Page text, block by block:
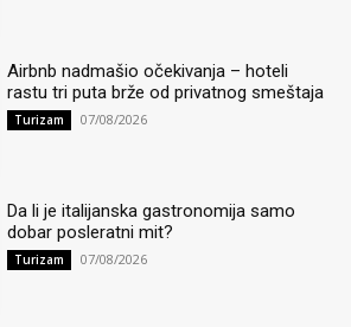
Airbnb nadmašio očekivanja – hoteli
rastu tri puta brže od privatnog smeštaja
Turizam 07/08/2026
Da li je italijanska gastronomija samo
dobar posleratni mit?
Turizam 07/08/2026